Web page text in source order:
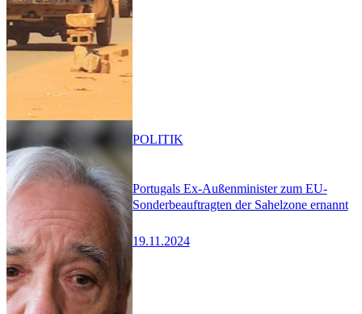
Portugals Ex-Außenminister zum EU-
Sonderbeauftragten der Sahelzone ernannt
19.11.2024
POLITIK